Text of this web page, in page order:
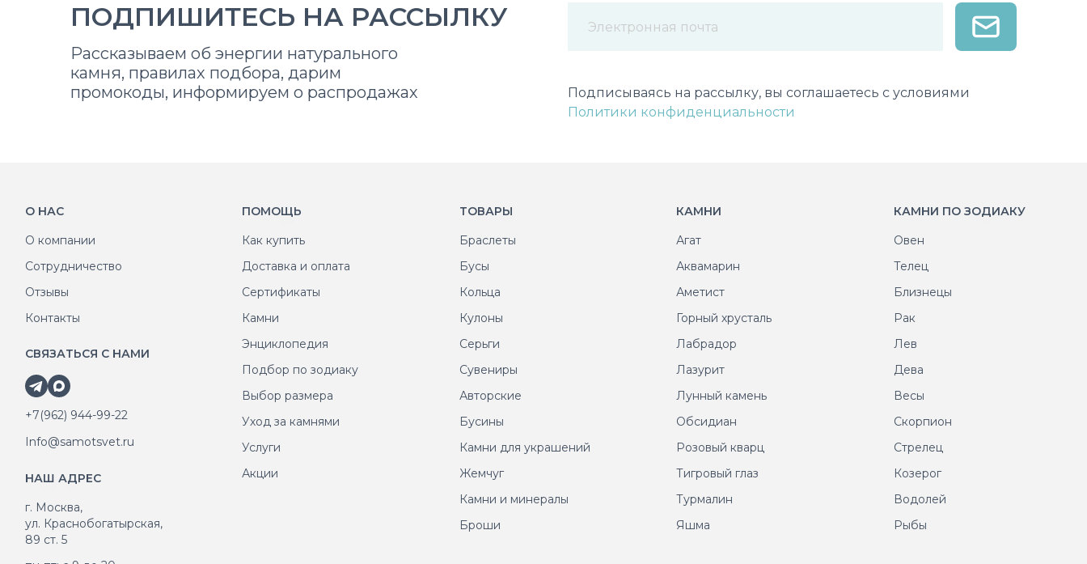
ПОДПИШИТЕСЬ НА РАССЫЛКУ
Рассказываем об энергии натурального
камня, правилах подбора, дарим
промокоды, информируем о распродажах
Подписываясь на рассылку, вы соглашаетесь с условиями
Политики конфиденциальности
О НАС
О компании
Сотрудничество
Отзывы
Контакты
СВЯЗАТЬСЯ С НАМИ
+7(962) 944-99-22
Info@samotsvet.ru
НАШ АДРЕС
г. Москва,
ул. Краснобогатырская,
89 ст. 5
ПОМОЩЬ
Как купить
Доставка и оплата
Сертификаты
Камни
Энциклопедия
Подбор по зодиаку
Выбор размера
Уход за камнями
Услуги
Акции
ТОВАРЫ
Браслеты
Бусы
Кольца
Кулоны
Серьги
Сувениры
Авторские
Бусины
Камни для украшений
Жемчуг
Камни и минералы
Броши
КАМНИ
Агат
Аквамарин
Аметист
Горный хрусталь
Лабрадор
Лазурит
Лунный камень
Обсидиан
Розовый кварц
Тигровый глаз
Турмалин
Яшма
КАМНИ ПО ЗОДИАКУ
Овен
Телец
Близнецы
Рак
Лев
Дева
Весы
Скорпион
Стрелец
Козерог
Водолей
Рыбы